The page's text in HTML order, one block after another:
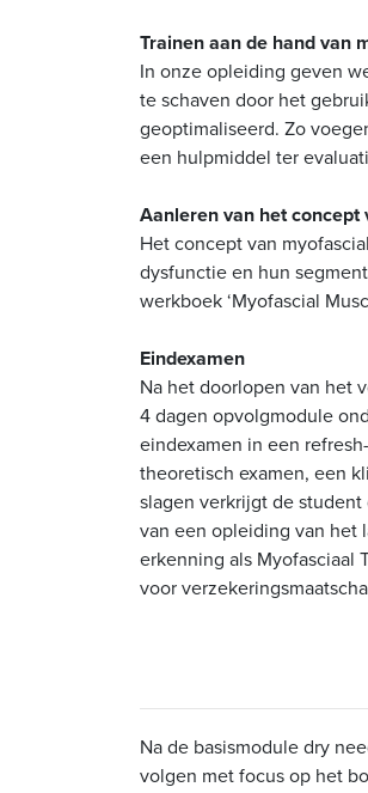
Trainen aan de hand van
In onze opleiding geven
te schaven door het
geoptimaliseerd. Zo
een hulpmiddel ter
Aanleren van het
Het concept van
dysfunctie en hun
werkboek ‘Myofascial
Eindexamen
Na het doorlopen van het
4 dagen opvolgmodule
eindexamen in een
theoretisch examen, een
slagen verkrijgt de student
van een opleiding van het
erkenning als Myofasciaal
voor
Na de basismodule dry
volgen met focus op het